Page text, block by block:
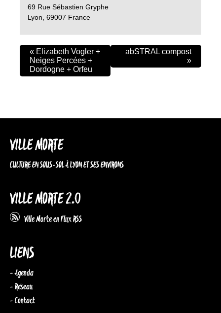
69 Rue Sébastien Gryphe
Lyon 69007 France
« Elizabeth Vogler +
Neiges Percées +
Dordogne + Orfeu
abSTRAL compost
»
VILLE MORTE
CULTURE EN SOUS-SOL À LYON ET SES ENVIRONS
VILLE MORTE 2.0
Ville Morte en Flux RSS
LIENS
- Agenda
- Réseau
- Contact